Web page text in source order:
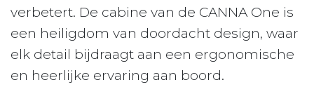
verbetert. De cabine van de CANNA One is
een heiligdom van doordacht design, waar
elk detail bijdraagt aan een ergonomische
en heerlijke ervaring aan boord.